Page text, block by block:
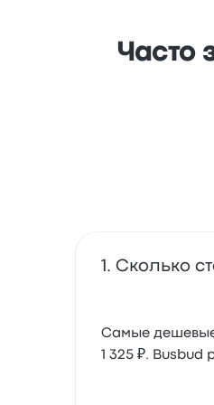
Часто
Сколько
Самые дешевые
1 325 ₽.